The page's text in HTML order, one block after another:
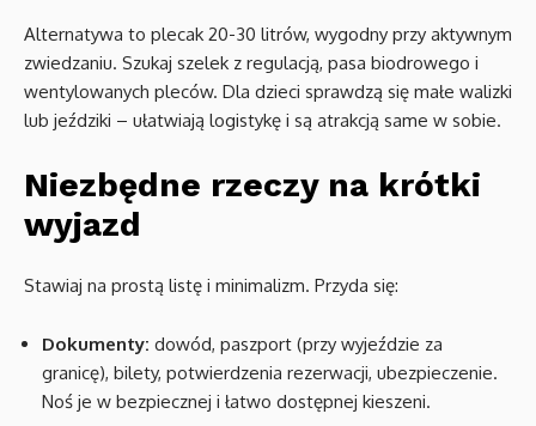
Alternatywa to plecak 20-30 litrów, wygodny przy aktywnym
zwiedzaniu. Szukaj szelek z regulacją, pasa biodrowego i
wentylowanych pleców. Dla dzieci sprawdzą się małe walizki
lub jeździki – ułatwiają logistykę i są atrakcją same w sobie.
Niezbędne rzeczy na krótki
wyjazd
Stawiaj na prostą listę i minimalizm. Przyda się:
Dokumenty: dowód, paszport (przy wyjeździe za
granicę), bilety, potwierdzenia rezerwacji, ubezpieczenie.
Noś je w bezpiecznej i łatwo dostępnej kieszeni.